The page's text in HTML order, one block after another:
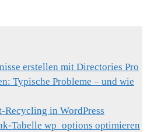
erstellen mit Directories Pro
Typische Probleme – und wie
Recycling in WordPress
Tabelle wp_options optimieren